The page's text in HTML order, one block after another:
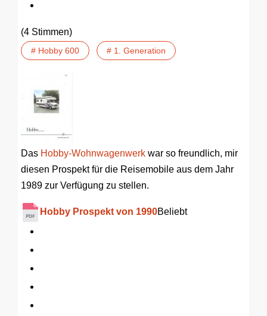
(4 Stimmen)
# Hobby 600 # 1. Generation
Das Hobby-Wohnwagenwerk war so freundlich, mir
diesen Prospekt für die Reisemobile aus dem Jahr
1989 zur Verfügung zu stellen.
Hobby Prospekt von 1990Beliebt